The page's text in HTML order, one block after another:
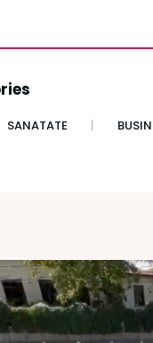
SANATATE